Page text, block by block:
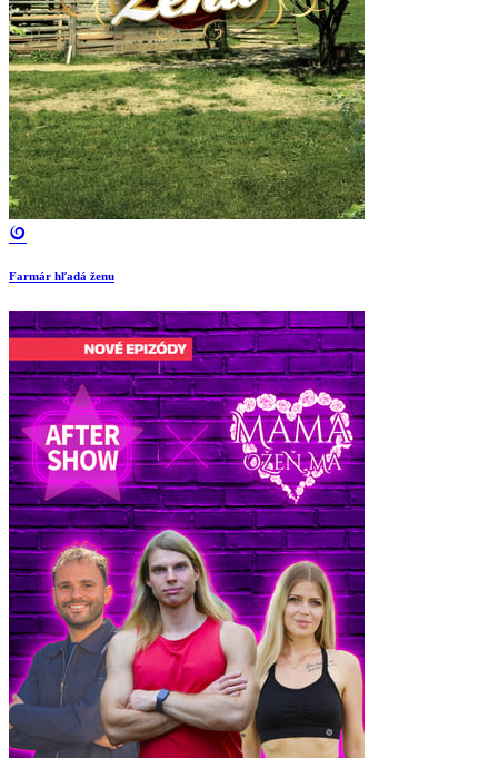
Farmár hľadá ženu